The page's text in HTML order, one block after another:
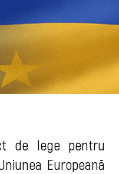
de lege pentru
Europeană